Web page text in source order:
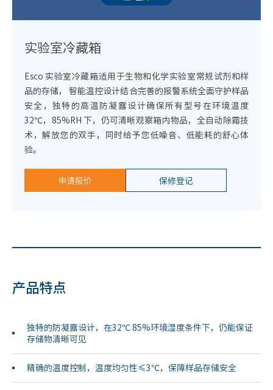
实验室冷藏箱
Esco 实验室冷藏箱适用于生物和化学实验室常规试剂和样
品的存储， 智能温控设计结合完善的报警系统全面守护样品
安全，独特的高温防凝露设计确保所有型号在环境温度
32℃，85%RH 下，仍可清晰观察箱内物品，全自动除霜技
术，解放您的双手，同时给予您低噪音、低能耗的舒心体
验。
申请报价 保修登记
产品特点
独特的防凝露设计，在32℃ 85%环境湿度条件下，仍能保证
存储物清晰可见
精确的温度控制，温度均匀性≤3℃，保障样品存储安全